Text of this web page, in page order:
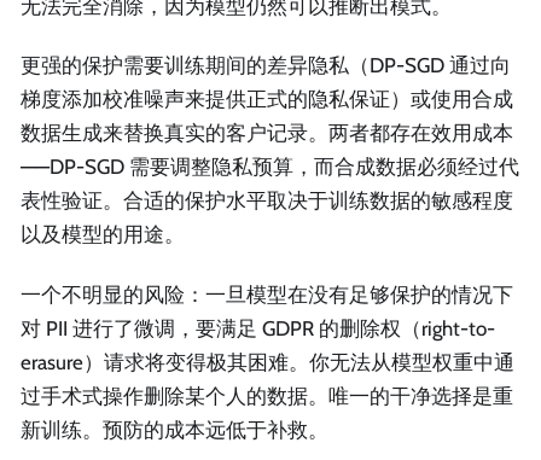
无法完全消除，因为模型仍然可以推断出模式。
更强的保护需要训练期间的差异隐私（DP-SGD 通过向
梯度添加校准噪声来提供正式的隐私保证）或使用合成
数据生成来替换真实的客户记录。两者都存在效用成本
——DP-SGD 需要调整隐私预算，而合成数据必须经过代
表性验证。合适的保护水平取决于训练数据的敏感程度
以及模型的用途。
一个不明显的风险：一旦模型在没有足够保护的情况下
对 PII 进行了微调，要满足 GDPR 的删除权（right-to-
erasure）请求将变得极其困难。你无法从模型权重中通
过手术式操作删除某个人的数据。唯一的干净选择是重
新训练。预防的成本远低于补救。